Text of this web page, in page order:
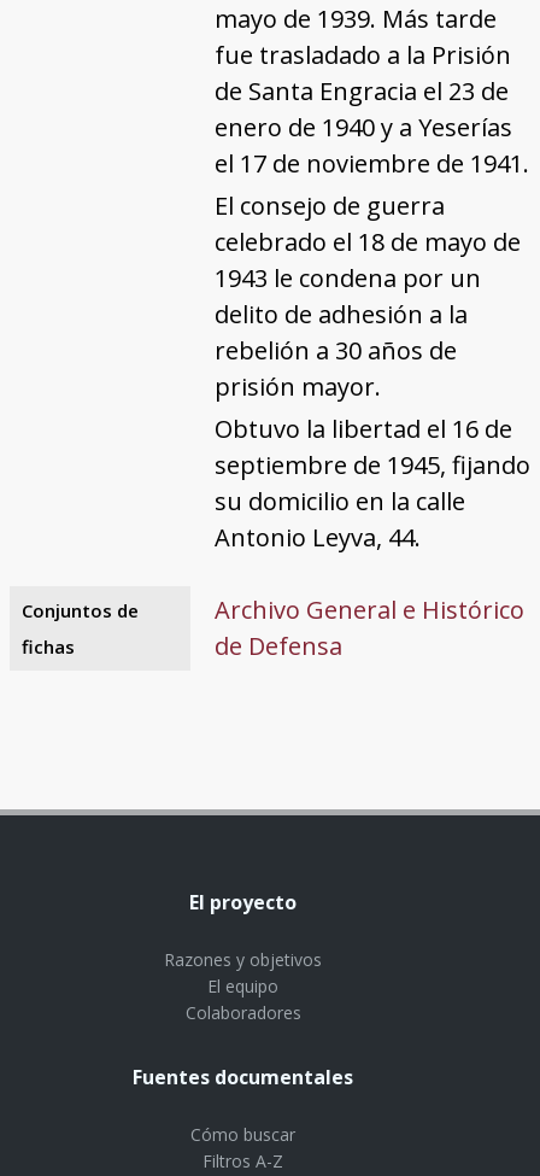
mayo de 1939. Más tarde
fue trasladado a la Prisión
de Santa Engracia el 23 de
enero de 1940 y a Yeserías
el 17 de noviembre de 1941.
El consejo de guerra
celebrado el 18 de mayo de
1943 le condena por un
delito de adhesión a la
rebelión a 30 años de
prisión mayor.
Obtuvo la libertad el 16 de
septiembre de 1945, fijando
su domicilio en la calle
Antonio Leyva, 44.
Conjuntos de
fichas
Archivo General e Histórico
de Defensa
El proyecto
Razones y objetivos
El equipo
Colaboradores
Fuentes documentales
Cómo buscar
Filtros A-Z